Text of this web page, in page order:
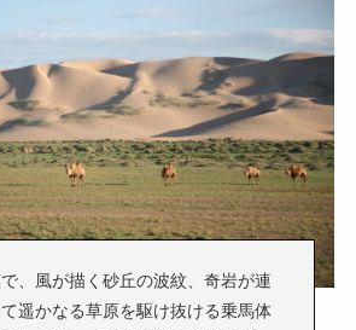
ツアー一覧
ウランバートル
鉄道の切符
国内航空券販売
空港送迎
、風が描く砂丘の波紋、奇岩が連
遥かなる草原を駆け抜ける乗馬体